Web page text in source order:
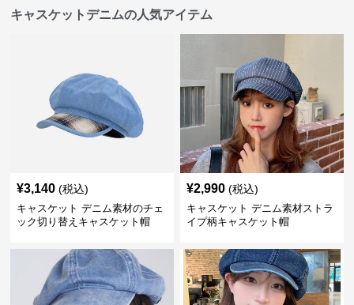
キャスケットデニムの人気アイテム
¥3,140 (税込)
キャスケット デニム素材のチェ
ック切り替えキャスケット帽
¥2,990 (税込)
キャスケット デニム素材ストラ
イプ柄キャスケット帽